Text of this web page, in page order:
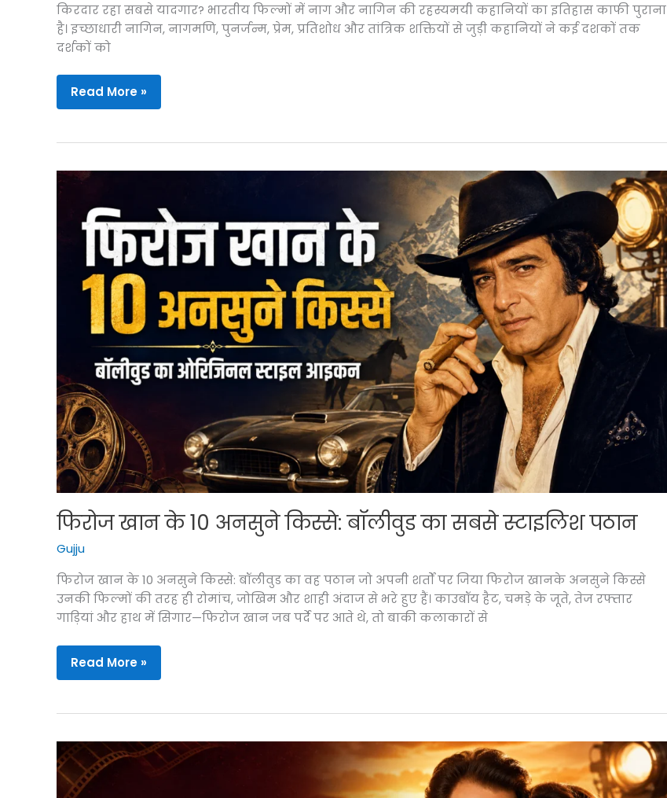
किरदार रहा सबसे यादगार? भारतीय फिल्मों में नाग और नागिन की रहस्यमयी कहानियों का इतिहास काफी पुराना
है। इच्छाधारी नागिन, नागमणि, पुनर्जन्म, प्रेम, प्रतिशोध और तांत्रिक शक्तियों से जुड़ी कहानियों ने कई दशकों तक
दर्शकों को
फिल्मों
में
बनकर
छा
गईं
अभिनेत्रियां,
श्रीदेवी
का
किरदार
आज
सबसे
यादगार
Read More »
फिरोज खान के 10 अनसुने किस्से: बॉलीवुड का सबसे स्टाइलिश पठान
Gujju
फिरोज खान के 10 अनसुने किस्से: बॉलीवुड का वह पठान जो अपनी शर्तों पर जिया फिरोज खानके अनसुने किस्से
उनकी फिल्मों की तरह ही रोमांच, जोखिम और शाही अंदाज से भरे हुए हैं। काउबॉय हैट, चमड़े के जूते, तेज रफ्तार
गाड़ियां और हाथ में सिगार—फिरोज खान जब पर्दे पर आते थे, तो बाकी कलाकारों से
फिरोज
खान
10
किस्से:
बॉलीवुड
का
Read More »